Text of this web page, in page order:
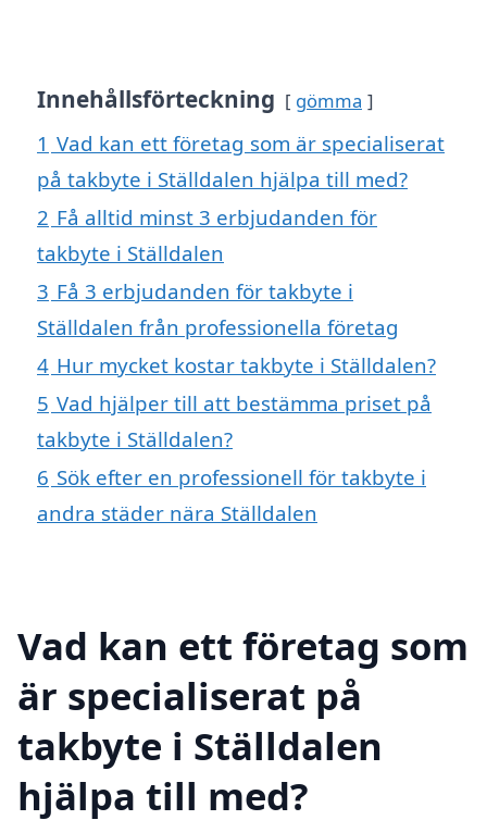
Innehållsförteckning gömma
1 Vad kan ett företag som är specialiserat
på takbyte i Ställdalen hjälpa till med?
2 Få alltid minst 3 erbjudanden för
takbyte i Ställdalen
3 Få 3 erbjudanden för takbyte i
Ställdalen från professionella företag
4 Hur mycket kostar takbyte i Ställdalen?
5 Vad hjälper till att bestämma priset på
takbyte i Ställdalen?
6 Sök efter en professionell för takbyte i
andra städer nära Ställdalen
Vad kan ett företag som
är specialiserat på
takbyte i Ställdalen
hjälpa till med?